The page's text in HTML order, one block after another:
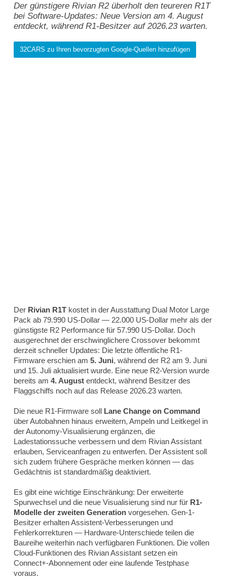
Der günstigere Rivian R2 überholt den teureren R1T
bei Software-Updates: Neue Version am 4. August
entdeckt, während R1-Besitzer auf 2026.23 warten.
32CARS zu Ihren bevorzugten Google-Quellen hinzufügen
Der Rivian R1T kostet in der Ausstattung Dual Motor Large
Pack ab 79.990 US-Dollar — 22.000 US-Dollar mehr als der
günstigste R2 Performance für 57.990 US-Dollar. Doch
ausgerechnet der erschwinglichere Crossover bekommt
derzeit schneller Updates: Die letzte öffentliche R1-
Firmware erschien am 5. Juni, während der R2 am 9. Juni
und 15. Juli aktualisiert wurde. Eine neue R2-Version wurde
bereits am 4. August entdeckt, während Besitzer des
Flaggschiffs noch auf das Release 2026.23 warten.
Die neue R1-Firmware soll Lane Change on Command
über Autobahnen hinaus erweitern, Ampeln und Leitkegel in
der Autonomy-Visualisierung ergänzen, die
Ladestationssuche verbessern und dem Rivian Assistant
erlauben, Serviceanfragen zu entwerfen. Der Assistent soll
sich zudem frühere Gespräche merken können — das
Gedächtnis ist standardmäßig deaktiviert.
Es gibt eine wichtige Einschränkung: Der erweiterte
Spurwechsel und die neue Visualisierung sind nur für R1-
Modelle der zweiten Generation vorgesehen. Gen-1-
Besitzer erhalten Assistent-Verbesserungen und
Fehlerkorrekturen — Hardware-Unterschiede teilen die
Baureihe weiterhin nach verfügbaren Funktionen. Die vollen
Cloud-Funktionen des Rivian Assistant setzen ein
Connect+-Abonnement oder eine laufende Testphase
voraus.